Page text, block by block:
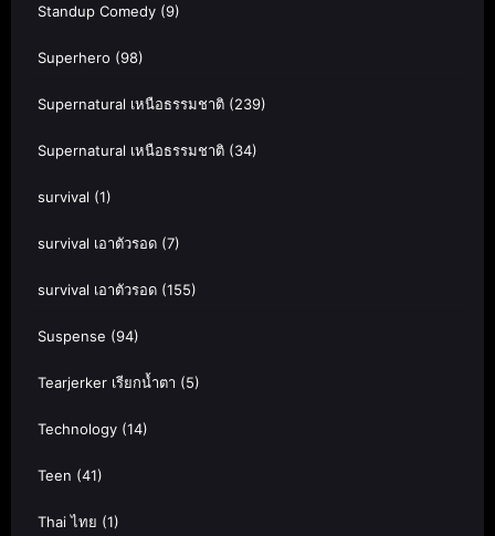
Standup Comedy (9)
Superhero (98)
Supernatural เหนือธรรมชาติ (239)
Supernatural เหนือธรรมชาติ (34)
survival (1)
survival เอาตัวรอด (7)
survival เอาตัวรอด (155)
Suspense (94)
Tearjerker เรียกน้ำตา (5)
Technology (14)
Teen (41)
Thai ไทย (1)